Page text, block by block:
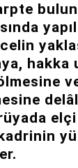
hakka
elçi